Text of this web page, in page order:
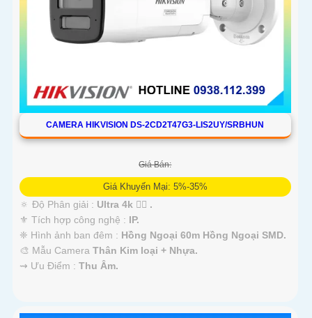
CAMERA HIKVISION DS-2CD2T47G3-LIS2UY/SRBHUN
Giá Bán:
Giá Khuyến Mại: 5%-35%
🔅 Độ Phân giải : Ultra 4k 👍🏾 .
⚜️ Tích hợp công nghệ : IP.
❈ Hình ảnh ban đêm : Hồng Ngoại 60m Hồng Ngoại SMD.
🎨 Mẫu Camera Thân Kim loại + Nhựa.
️⇝ Ưu Điểm : Thu Âm.